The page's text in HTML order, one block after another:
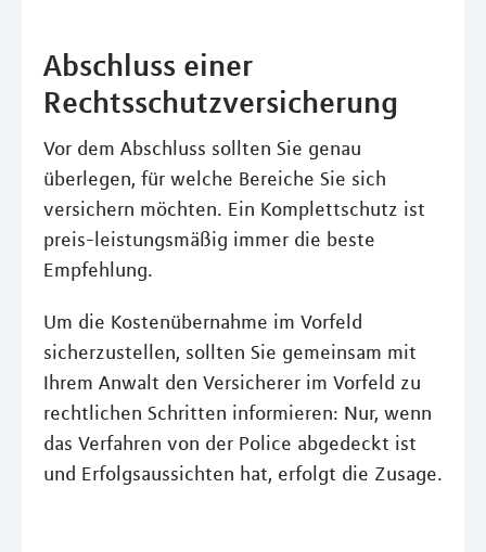
Abschluss einer
Rechtsschutzversicherung
Vor dem Abschluss sollten Sie genau
überlegen, für welche Bereiche Sie sich
versichern möchten. Ein Komplettschutz ist
preis-leistungsmäßig immer die beste
Empfehlung.
Um die Kostenübernahme im Vorfeld
sicherzustellen, sollten Sie gemeinsam mit
Ihrem Anwalt den Versicherer im Vorfeld zu
rechtlichen Schritten informieren: Nur, wenn
das Verfahren von der Police abgedeckt ist
und Erfolgsaussichten hat, erfolgt die Zusage.